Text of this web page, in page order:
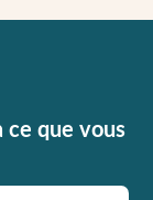
ce que vous